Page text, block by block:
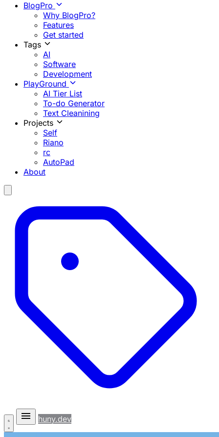
BlogPro
Why BlogPro?
Features
Get started
Tags
AI
Software
Development
PlayGround
AI Tier List
To-do Generator
Text Cleanining
Projects
Self
Riano
rc
AutoPad
About
huny.dev